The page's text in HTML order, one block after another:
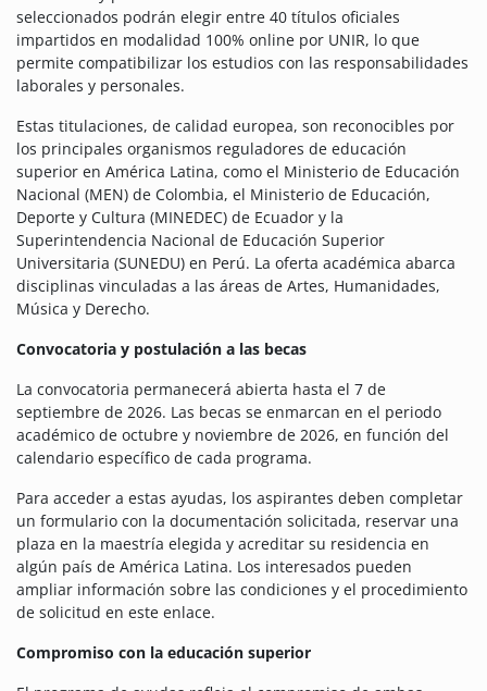
seleccionados podrán elegir entre 40 títulos oficiales
impartidos en modalidad 100% online por UNIR, lo que
permite compatibilizar los estudios con las responsabilidades
laborales y personales.
Estas titulaciones, de calidad europea, son reconocibles por
los principales organismos reguladores de educación
superior en América Latina, como el Ministerio de Educación
Nacional (MEN) de Colombia, el Ministerio de Educación,
Deporte y Cultura (MINEDEC) de Ecuador y la
Superintendencia Nacional de Educación Superior
Universitaria (SUNEDU) en Perú. La oferta académica abarca
disciplinas vinculadas a las áreas de Artes, Humanidades,
Música y Derecho.
Convocatoria y postulación a las becas
La convocatoria permanecerá abierta hasta el 7 de
septiembre de 2026. Las becas se enmarcan en el periodo
académico de octubre y noviembre de 2026, en función del
calendario específico de cada programa.
Para acceder a estas ayudas, los aspirantes deben completar
un formulario con la documentación solicitada, reservar una
plaza en la maestría elegida y acreditar su residencia en
algún país de América Latina. Los interesados pueden
ampliar información sobre las condiciones y el procedimiento
de solicitud en este enlace.
Compromiso con la educación superior